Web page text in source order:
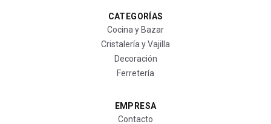
CATEGORÍAS
Cocina y Bazar
Cristalería y Vajilla
Decoración
Ferretería
EMPRESA
Contacto